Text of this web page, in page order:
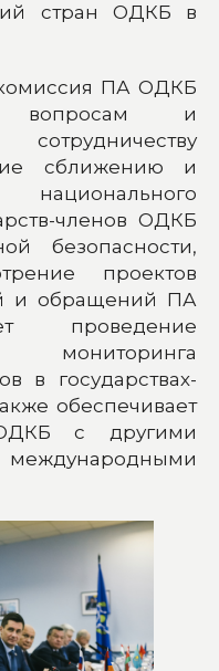
стран ОДКБ в
ПА ОДКБ
вопросам и
сближению и
членов ОДКБ
безопасности,
проектов
и обращений ПА
проведение
в государствах-
обеспечивает
с другими